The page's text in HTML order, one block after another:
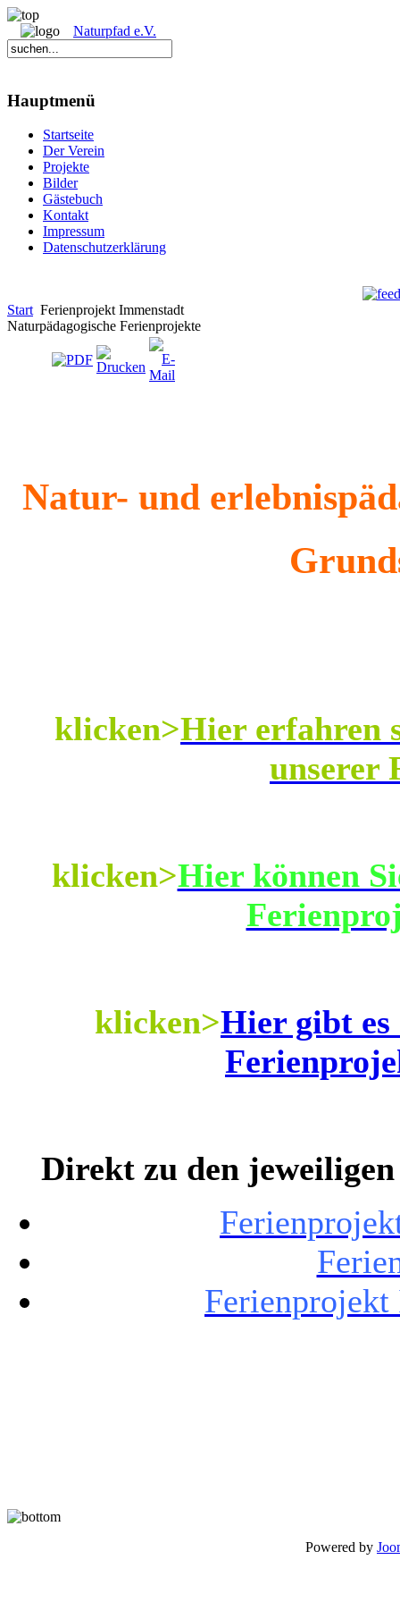
Naturpfad e.V.
Hauptmenü
Startseite
Der Verein
Projekte
Bilder
Gästebuch
Kontakt
Impressum
Datenschutzerklärung
Start Ferienprojekt Immenstadt
Naturpädagogische Ferienprojekte
Natur- und
klicken>Hier erfahren
unserer
klicken>Hier können
klicken>Hier gibt
Direkt zu den
Powered by